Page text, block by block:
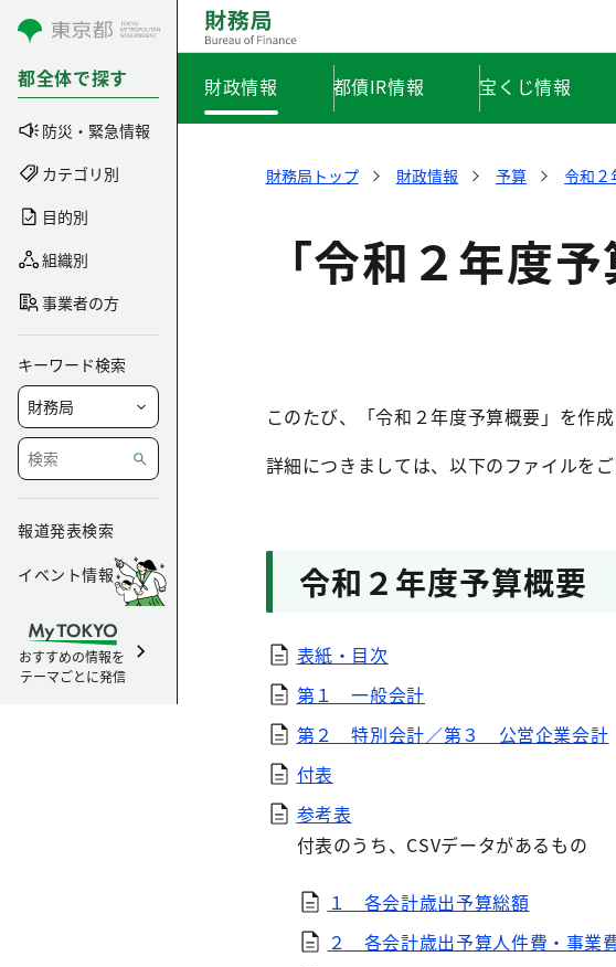
コンテンツにスキップ
都全体で探す
防災・緊急情報
カテゴリ別
目的別
組織別
事業者の方
キーワード検索
報道発表検索
イベント情報
おすすめの情報を
テーマごとに発信
財政情報 都債IR情報 宝くじ情報
財務局トップ 財政情報 予算 令和２
「令和２年度
このたび、「令和２年度予算概要」を作
詳細につきましては、以下のファイルをご
令和２年度予算概要
表紙・目次
第１ 一般会計
第２ 特別会計／第３ 公営企業会計
付表
参考表
付表のうち、CSVデータがあるもの
１ 各会計歳出予算総額
２ 各会計歳出予算人件費・事業